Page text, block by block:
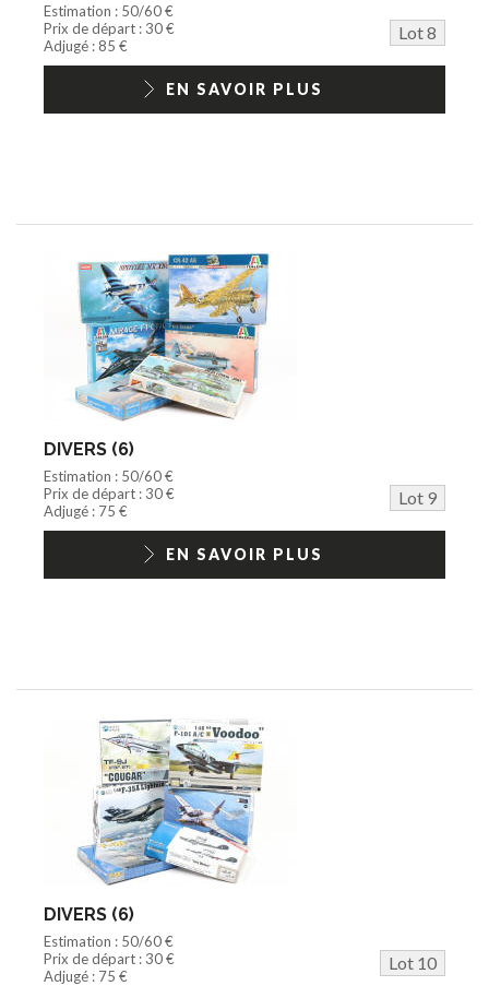
Estimation : 50/60 €
Prix de départ : 30 €
Lot 8
Adjugé : 85 €
EN SAVOIR PLUS
DIVERS (6)
Estimation : 50/60 €
Prix de départ : 30 €
Lot 9
Adjugé : 75 €
EN SAVOIR PLUS
DIVERS (6)
Estimation : 50/60 €
Prix de départ : 30 €
Lot 10
Adjugé : 75 €